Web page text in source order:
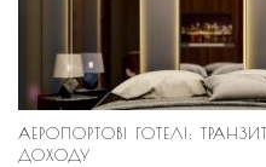
АЕРОПОРТОВІ ГОТЕЛІ:
ДОХОДУ